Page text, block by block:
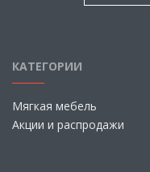
КАТЕГОРИИ
Мягкая мебель
Акции и распродажи